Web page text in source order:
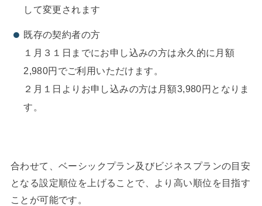
して変更されます
既存の契約者の方
１月３１日までにお申し込みの方は永久的に月額
2,980円でご利用いただけます。
２月１日よりお申し込みの方は月額3,980円となりま
す。
合わせて、ベーシックプラン及びビジネスプランの目安
となる設定順位を上げることで、より高い順位を目指す
ことが可能です。